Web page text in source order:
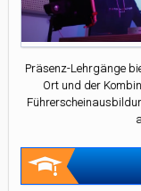
Präsenz-Lehrgänge
Ort und der